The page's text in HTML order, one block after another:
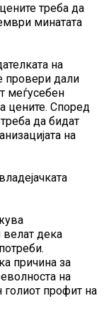
треба да
минатата
на
провери дали
меѓусебен
цените. Според
да бидат
на
велат дека
причина за
на
голиот профит на